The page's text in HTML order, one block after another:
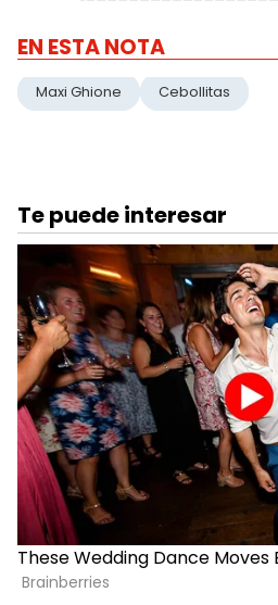
EN ESTA NOTA
Maxi Ghione Cebollitas